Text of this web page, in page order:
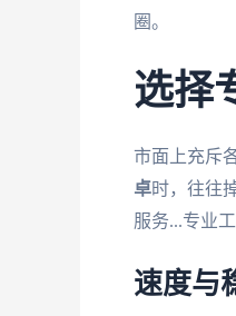
圈。
选择
市面上充斥
卓时，往往
服务...专业
速度与